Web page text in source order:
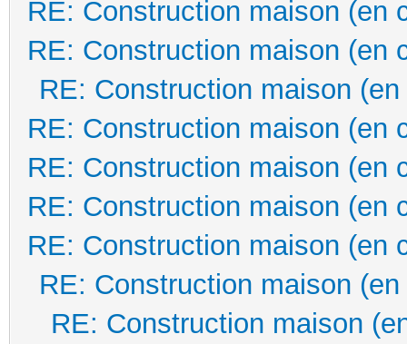
RE: Construction maison (en
RE: Construction maison (en
RE: Construction maison
RE: Construction maison (en
RE: Construction maison (en
RE: Construction maison (en
RE: Construction maison (en
RE: Construction maison
RE: Construction maison